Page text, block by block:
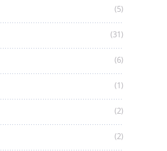
(5)
(31)
(6)
(1)
(2)
(2)